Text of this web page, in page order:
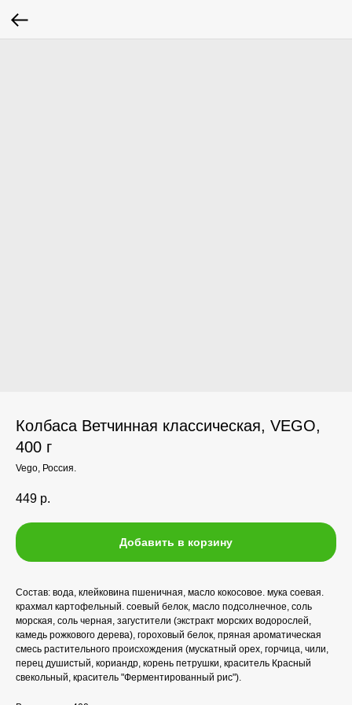
Колбаса Ветчинная классическая, VEGO,
400 г
Vego, Россия.
449 р.
Добавить в корзину
Состав: вода, клейковина пшеничная, масло кокосовое. мука соевая.
крахмал картофельный. соевый белок, масло подсолнечное, соль
морская, соль черная, загустители (экстракт морских водорослей,
камедь рожкового дерева), гороховый белок, пряная ароматическая
смесь растительного происхождения (мускатный орех, горчица, чили,
перец душистый, кориандр, корень петрушки, краситель Красный
свекольный, краситель "Ферментированный рис").